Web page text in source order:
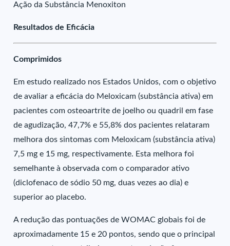
Ação da Substância Menoxiton
Resultados de Eficácia
Comprimidos
Em estudo realizado nos Estados Unidos, com o objetivo
de avaliar a eficácia do Meloxicam (substância ativa) em
pacientes com osteoartrite de joelho ou quadril em fase
de agudização, 47,7% e 55,8% dos pacientes relataram
melhora dos sintomas com Meloxicam (substância ativa)
7,5 mg e 15 mg, respectivamente. Esta melhora foi
semelhante à observada com o comparador ativo
(diclofenaco de sódio 50 mg, duas vezes ao dia) e
superior ao placebo.
A redução das pontuações de WOMAC globais foi de
aproximadamente 15 e 20 pontos, sendo que o principal